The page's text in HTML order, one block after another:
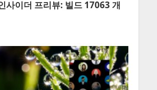
사이더 프리뷰: 빌드 17063 개